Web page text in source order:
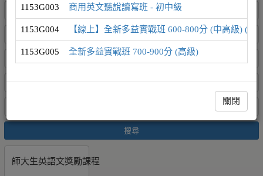
搜尋
師大生英語文獎勵課程
1153G003 商用英文聽說讀寫班 - 初中級
1153G004 【線上】全新多益實戰班 600-800分 (中高級) (提
1153G005 全新多益實戰班 700-900分 (高級)
關閉